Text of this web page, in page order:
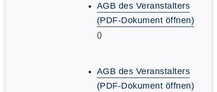
AGB des Veranstalters
(PDF-Dokument öffnen)
()
AGB des Veranstalters
(PDF-Dokument öffnen)